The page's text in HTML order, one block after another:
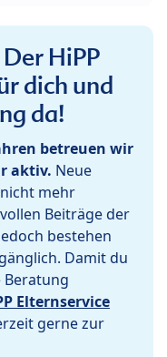
HiPP
dich und
da!
betreuen wir
aktiv. Neue
mehr
Beiträge der
bestehen
Damit du
Elternservice
gerne zur